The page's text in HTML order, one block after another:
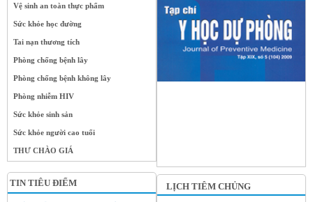
Vệ sinh an toàn thực phẩm
Sức khỏe học đường
Tai nạn thương tích
Phòng chống bệnh lây
Phòng chống bệnh không lây
Phòng nhiễm HIV
Sức khỏe sinh sản
Sức khỏe người cao tuổi
THƯ CHÀO GIÁ
TIN TIÊU ĐIỂM LỊCH TIÊM CHỦNG